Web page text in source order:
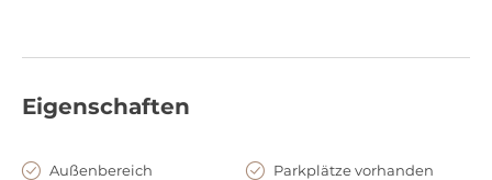
Eigenschaften
Außenbereich
Parkplätze vorhanden